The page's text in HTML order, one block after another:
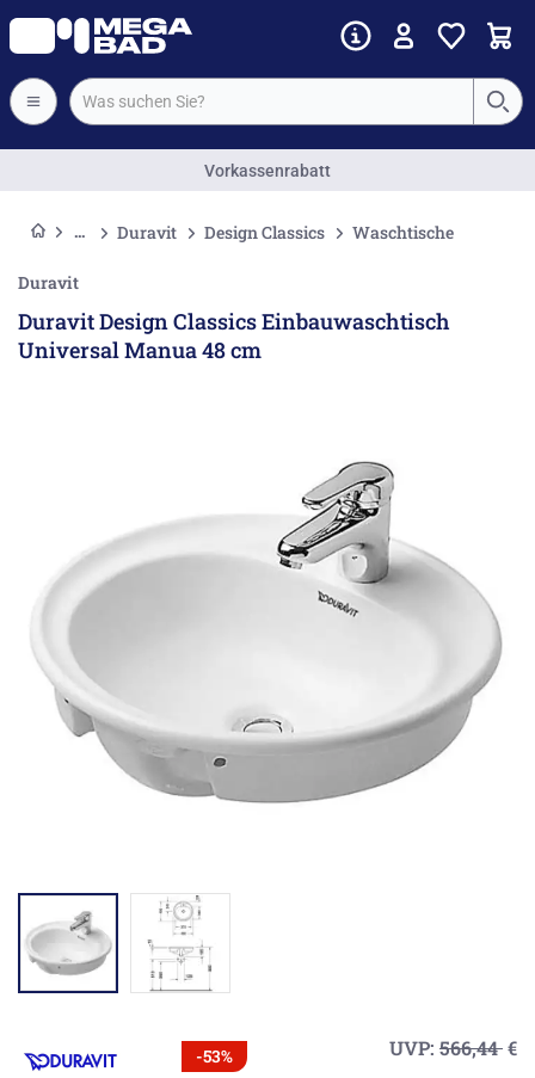
Vorkassenrabatt
Duravit Design Classics Waschtische
Duravit
Duravit Design Classics Einbauwaschtisch
Universal Manua 48 cm
-53% UVP: 566,44€